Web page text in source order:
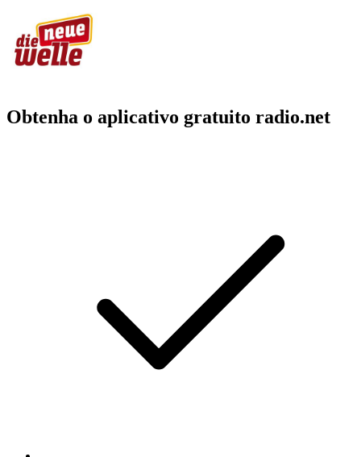
Obtenha o aplicativo gratuito radio.net